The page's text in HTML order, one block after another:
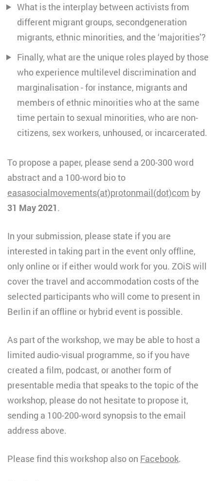
What is the interplay between activists from
different migrant groups, secondgeneration
migrants, ethnic minorities, and the ‘majorities’?
Finally, what are the unique roles played by those
who experience multilevel discrimination and
marginalisation - for instance, migrants and
members of ethnic minorities who at the same
time pertain to sexual minorities, who are non-
citizens, sex workers, unhoused, or incarcerated.
To propose a paper, please send a 200-300 word
abstract and a 100-word bio to
easasocialmovements(at)protonmail(dot)com by
31 May 2021.
In your submission, please state if you are
interested in taking part in the event only offline,
only online or if either would work for you. ZOiS will
cover the travel and accommodation costs of the
selected participants who will come to present in
Berlin if an offline or hybrid event is possible.
As part of the workshop, we may be able to host a
limited audio-visual programme, so if you have
created a film, podcast, or another form of
presentable media that speaks to the topic of the
workshop, please do not hesitate to propose it,
sending a 100-200-word synopsis to the email
address above.
Please find this workshop also on Facebook.